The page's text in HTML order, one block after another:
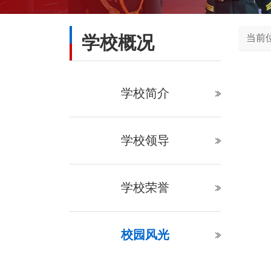
学校概况
学校简介
学校领导
学校荣誉
校园风光
当前